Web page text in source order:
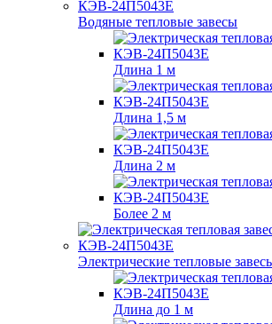
Водяные тепловые завесы
Длина 1 м
Длина 1,5 м
Длина 2 м
Более 2 м
Электрические тепловые
Длина до 1 м